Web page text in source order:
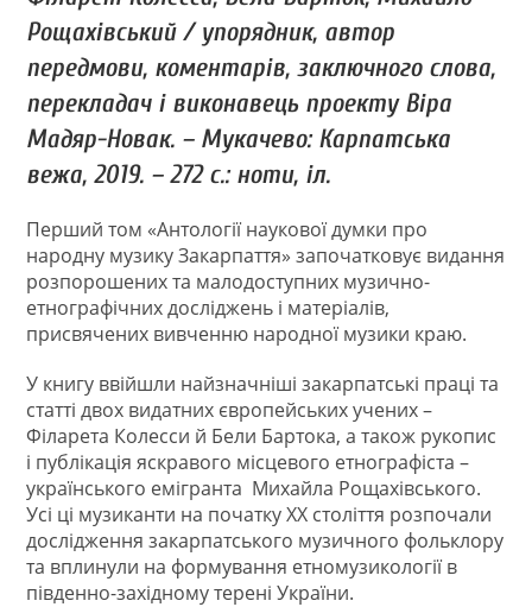
Рощахівський / упорядник, автор
передмови, коментарів, заключного слова,
перекладач і виконавець проекту Віра
Мадяр-Новак. – Мукачево: Карпатська
вежа, 2019. – 272 с.: ноти, іл.
Перший том «Антології наукової думки про
народну музику Закарпаття» започатковує видання
розпорошених та малодоступних музично-
етнографічних досліджень і матеріалів,
присвячених вивченню народної музики краю.
У книгу ввійшли найзначніші закарпатські праці та
статті двох видатних європейських учених –
Філарета Колесси й Бели Бартока, а також рукопис
і публікація яскравого місцевого етнографіста –
українського емігранта Михайла Рощахівського.
Усі ці музиканти на початку ХХ століття розпочали
дослідження закарпатського музичного фольклору
та вплинули на формування етномузикології в
південно-західному терені України.